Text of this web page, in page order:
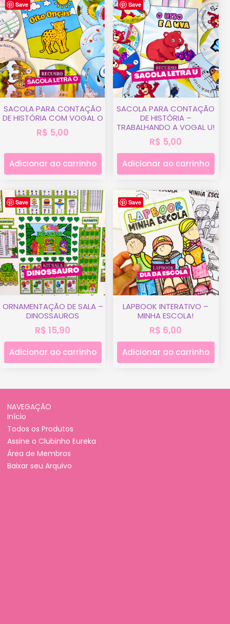
Save
SACOLA PARA CONTAÇÃO
DE HISTÓRIA COM VOGAL O
R$ 5,00
Adicionar ao carrinho
Save
SACOLA PARA CONTAÇÃO
DE HISTÓRIA –
TRABALHANDO A VOGAL U!
R$ 5,00
Adicionar ao carrinho
Save
ORNAMENTAÇÃO DE SALA –
DINOSSAUROS
R$ 15,90
Adicionar ao carrinho
Save
LAPBOOK INTERATIVO –
MINHA ESCOLA!
R$ 6,00
Adicionar ao carrinho
NAVEGAÇÃO
Início
Todos os Produtos
Assine o Clubinho Eureka
Área de Membros
Baixar seu Arquivo